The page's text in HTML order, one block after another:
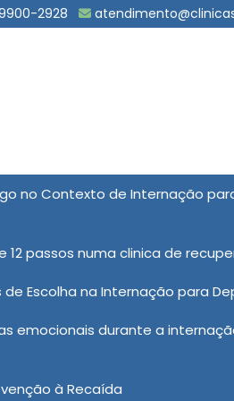
2928
no Contexto de Internação
12 passos numa clinica de
Escolha na Internação para
emocionais durante a
à Recaída
em
as ferramentas necessárias
no suporte emocional e
para usuários de drogas